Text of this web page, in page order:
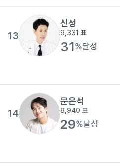
13
신성
9,331 표
31%달성
14
문은석
8,940 표
29%달성